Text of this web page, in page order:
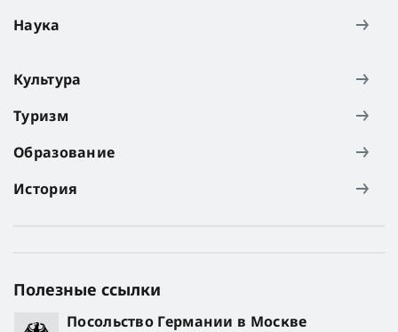
Наука
Культура
Туризм
Образование
История
Полезные ссылки
Посольство Германии в Москве